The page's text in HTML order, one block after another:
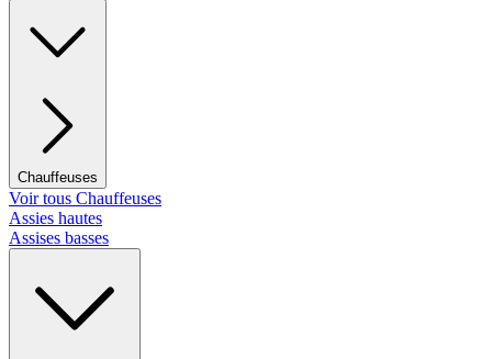
Chauffeuses
Voir tous Chauffeuses
Assies hautes
Assises basses